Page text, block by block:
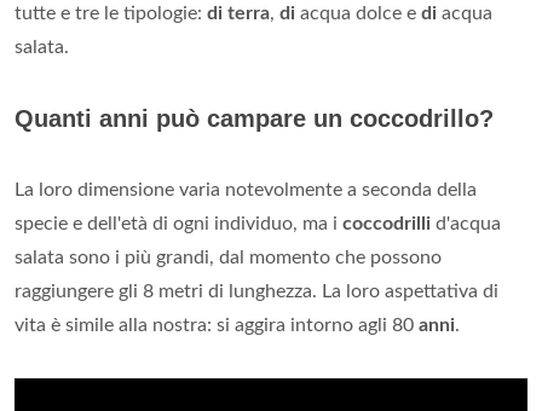
tutte e tre le tipologie: di terra, di acqua dolce e di acqua
salata.
Quanti anni può campare un coccodrillo?
La loro dimensione varia notevolmente a seconda della
specie e dell'età di ogni individuo, ma i coccodrilli d'acqua
salata sono i più grandi, dal momento che possono
raggiungere gli 8 metri di lunghezza. La loro aspettativa di
vita è simile alla nostra: si aggira intorno agli 80 anni.